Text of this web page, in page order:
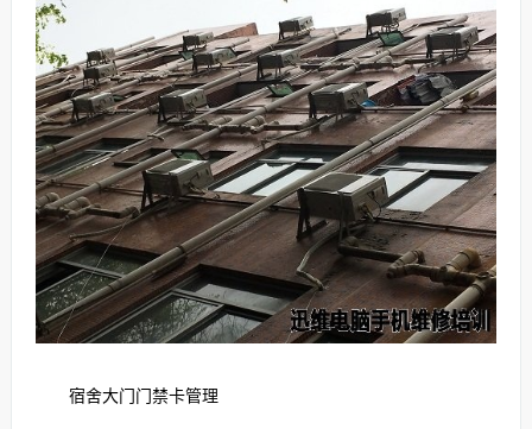
宿舍大门门禁卡管理